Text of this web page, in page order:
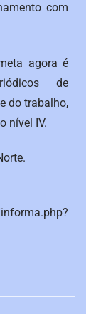
com
agora é
de
do trabalho,
nível IV.